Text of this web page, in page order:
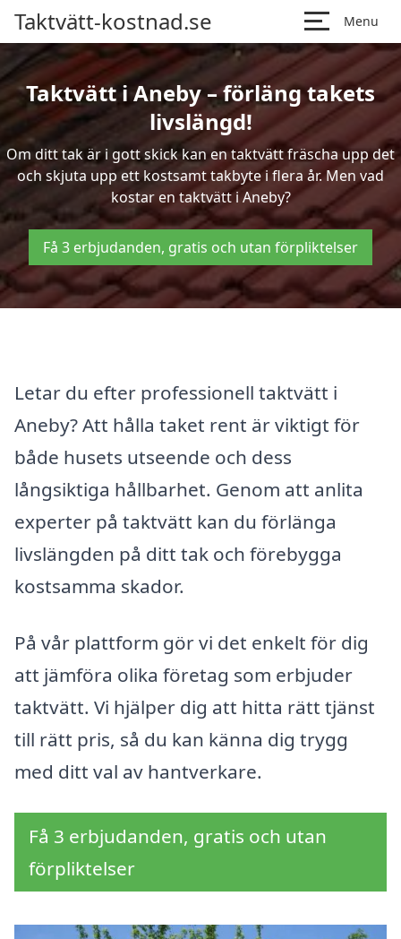
Taktvätt-kostnad.se Menu
Taktvätt i Aneby – förläng takets
livslängd!
Om ditt tak är i gott skick kan en taktvätt fräscha upp det
och skjuta upp ett kostsamt takbyte i flera år. Men vad
kostar en taktvätt i Aneby?
Få 3 erbjudanden, gratis och utan förpliktelser
Letar du efter professionell taktvätt i
Aneby? Att hålla taket rent är viktigt för
både husets utseende och dess
långsiktiga hållbarhet. Genom att anlita
experter på taktvätt kan du förlänga
livslängden på ditt tak och förebygga
kostsamma skador.
På vår plattform gör vi det enkelt för dig
att jämföra olika företag som erbjuder
taktvätt. Vi hjälper dig att hitta rätt tjänst
till rätt pris, så du kan känna dig trygg
med ditt val av hantverkare.
Få 3 erbjudanden, gratis och utan
förpliktelser